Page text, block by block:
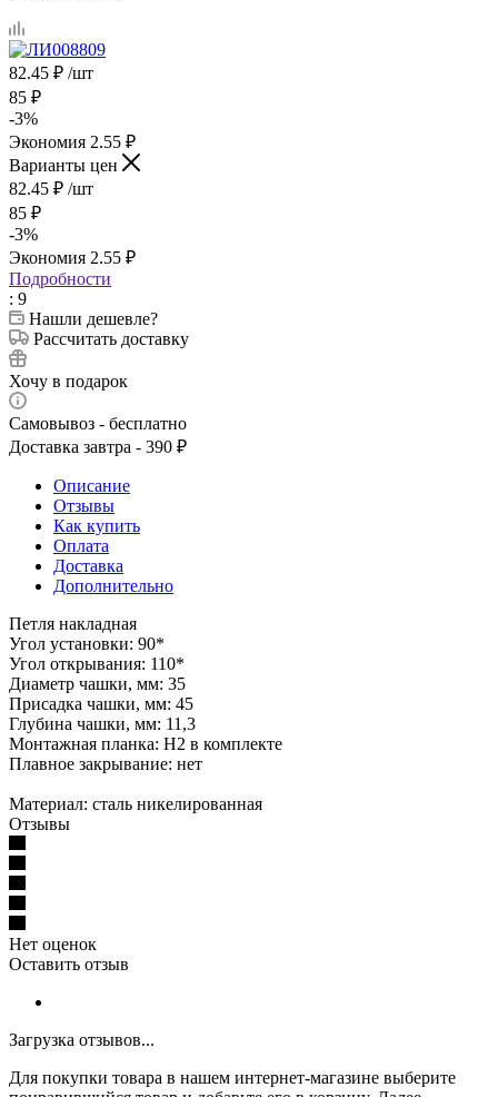
82.45 ₽ /шт
85 ₽
-3%
Экономия 2.55 ₽
Варианты цен
82.45 ₽ /шт
85 ₽
-3%
Экономия 2.55 ₽
Подробности
: 9
Нашли дешевле?
Рассчитать доставку
Хочу в подарок
Самовывоз - бесплатно
Доставка завтра - 390 ₽
Описание
Отзывы
Как купить
Оплата
Доставка
Дополнительно
Петля накладная
Угол установки: 90*
Угол открывания: 110*
Диаметр чашки, мм: 35
Присадка чашки, мм: 45
Глубина чашки, мм: 11,3
Монтажная планка: H2 в комплекте
Плавное закрывание: нет
Материал: сталь никелированная
Отзывы
Нет оценок
Оставить отзыв
Загрузка отзывов...
Для покупки товара в нашем интернет-магазине выберите